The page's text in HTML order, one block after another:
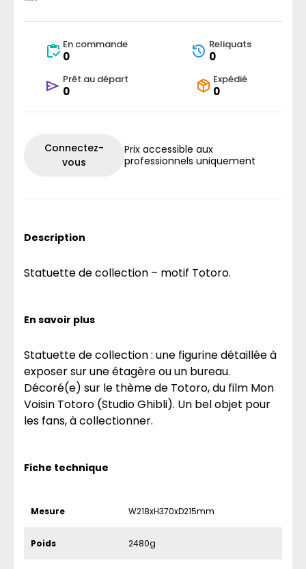
En commande
0
Reliquats
0
Prêt au départ
0
Expédié
0
Connectez-
vous
Prix accessible aux
professionnels uniquement
Description
Statuette de collection – motif Totoro.
En savoir plus
Statuette de collection : une figurine détaillée à
exposer sur une étagère ou un bureau.
Décoré(e) sur le thème de Totoro, du film Mon
Voisin Totoro (Studio Ghibli). Un bel objet pour
les fans, à collectionner.
Fiche technique
Mesure W218xH370xD215mm
Poids 2480g